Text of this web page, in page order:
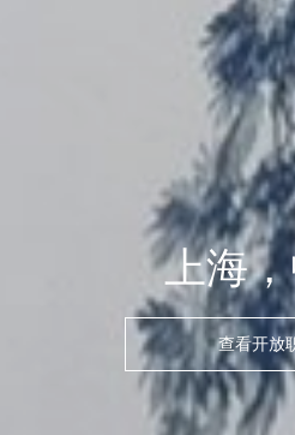
上海
查看开放